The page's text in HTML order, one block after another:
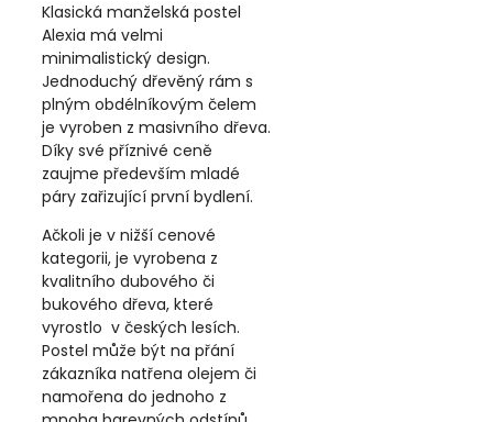
Klasická manželská postel
Alexia má velmi
minimalistický design.
Jednoduchý dřevěný rám s
plným obdélníkovým čelem
je vyroben z masivního dřeva.
Díky své příznivé ceně
zaujme především mladé
páry zařizující první bydlení.
Ačkoli je v nižší cenové
kategorii, je vyrobena z
kvalitního dubového či
bukového dřeva, které
vyrostlo v českých lesích.
Postel může být na přání
zákazníka natřena olejem či
namořena do jednoho z